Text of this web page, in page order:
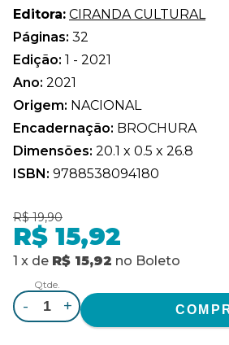
Editora: CIRANDA CULTURAL
Páginas: 32
Edição: 1 - 2021
Ano: 2021
Origem: NACIONAL
Encadernação: BROCHURA
Dimensões: 20.1 x 0.5 x 26.8
ISBN: 9788538094180
R$ 19,90
R$ 15,92
1 x de R$ 15,92 no Boleto
Qtde.
- +